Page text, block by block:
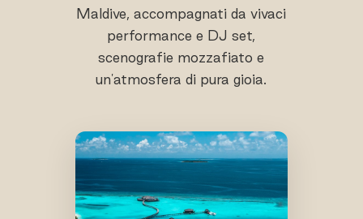
Maldive, accompagnati da vivaci
performance e DJ set,
scenografie mozzafiato e
un'atmosfera di pura gioia.